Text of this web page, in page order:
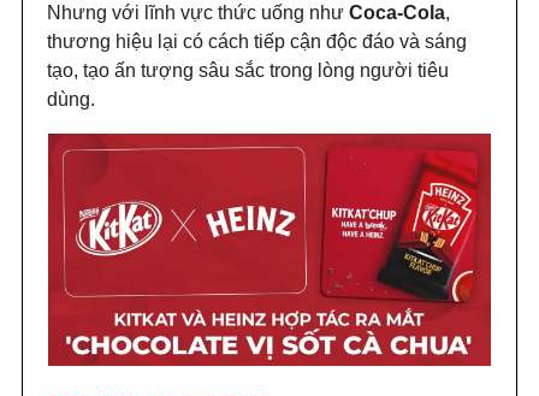
Nhưng với lĩnh vực thức uống như Coca-Cola,
thương hiệu lại có cách tiếp cận độc đáo và sáng
tạo, tạo ấn tượng sâu sắc trong lòng người tiêu
dùng.